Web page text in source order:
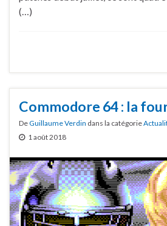
(…)
Commodore 64 : la
DeGuillaume Verdin dans la catégorie
1 août 2018